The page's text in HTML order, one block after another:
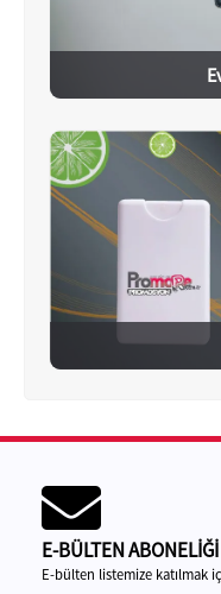
E-BÜLTEN ABONELİĞİ
E-bülten listemize katılmak